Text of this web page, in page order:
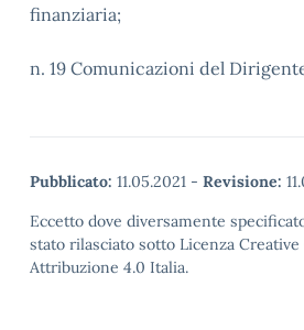
finanziaria;
n. 19 Comunicazioni del
Pubblicato: 11.05.2021 - Revisione:
Eccetto dove diversamente
stato rilasciato sotto Licenza Creative
Attribuzione 4.0 Italia.